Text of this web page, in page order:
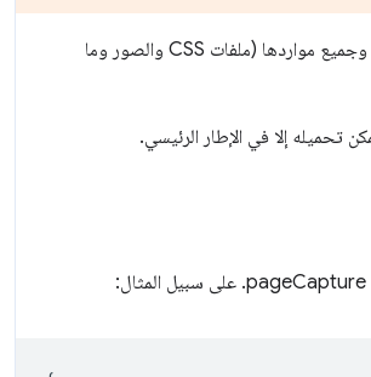
متوافق مع معظم المتصفّحات. وهي تتضمّن في ملف واحد صفحة وجميع مواردها (ملفات CSS والصور وما